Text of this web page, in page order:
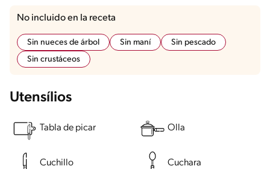
No incluido en la receta
Sin nueces de árbol Sin maní
Sin pescado
Sin crustáceos
Utensílios
Tabla de picar Olla
Cuchillo Cuchara